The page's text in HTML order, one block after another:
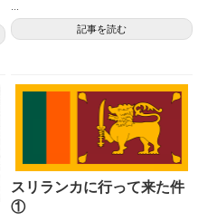
記事を読む
スリランカに行って来た件
①